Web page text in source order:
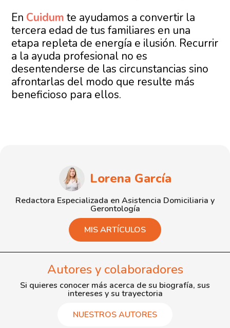
En Cuidum te ayudamos a convertir la
tercera edad de tus familiares en una
etapa repleta de energía e ilusión. Recurrir
a la ayuda profesional no es
desentenderse de las circunstancias sino
afrontarlas del modo que resulte más
beneficioso para ellos.
Lorena García
Redactora Especializada en Asistencia Domiciliaria y
Gerontología
MIS ARTÍCULOS
Autores y colaboradores
Si quieres conocer más acerca de su biografía, sus
intereses y su trayectoria
NUESTROS AUTORES